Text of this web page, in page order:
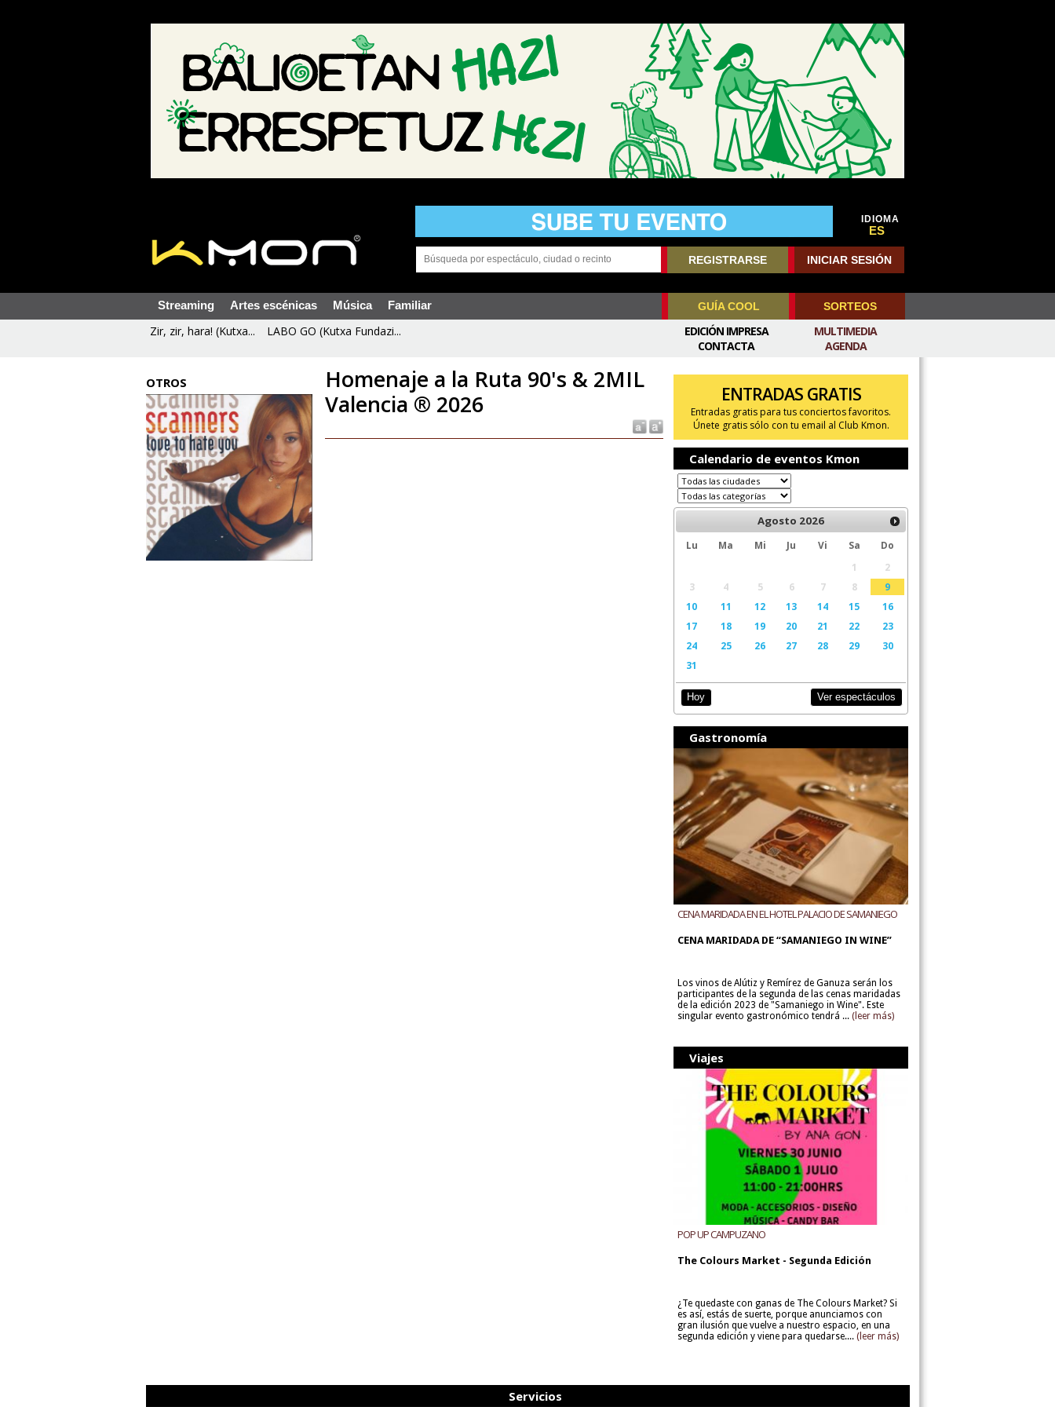
IDIOMA
ES
REGISTRARSE INICIAR SESIÓN
Streaming Artes escénicas Música Familiar GUÍA COOL SORTEOS
Zir, zir, hara! (Kutxa... LABO GO (Kutxa Fundazi...
MULTIMEDIA
AGENDA
EDICIÓN IMPRESA
CONTACTA
OTROS
Homenaje a la Ruta 90's & 2MIL
Valencia ® 2026
ENTRADAS GRATIS
Entradas gratis para tus conciertos favoritos.
Únete gratis sólo con tu email al Club Kmon.
Calendario de eventos Kmon
Agosto 2026
Lu Ma Mi Ju Vi Sa
Do
1
2
3
4 5 6 7 8
9
10
11 12 13 14 15
16
17
18 19 20 21 22
23
24
25 26 27 28 29
30
31
Hoy Ver espectáculos
Gastronomía
CENA MARIDADA EN EL HOTEL PALACIO DE SAMANIEGO
CENA MARIDADA DE “SAMANIEGO IN WINE”
Los vinos de Alútiz y Remírez de Ganuza serán los
participantes de la segunda de las cenas maridadas
de la edición 2023 de "Samaniego in Wine". Este
singular evento gastronómico tendrá ... (leer más)
Viajes
POP UP CAMPUZANO
The Colours Market - Segunda Edición
¿Te quedaste con ganas de The Colours Market? Si
es así, estás de suerte, porque anunciamos con
gran ilusión que vuelve a nuestro espacio, en una
segunda edición y viene para quedarse.... (leer más)
Servicios